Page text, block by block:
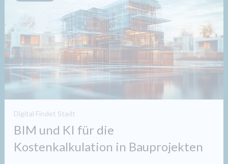
Digital Findet Stadt
BIM und KI für die
Kostenkalkulation in Bauprojekten​